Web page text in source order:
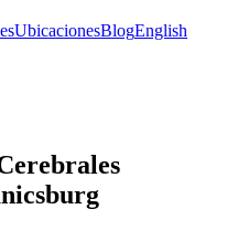
UbicacionesBlogEnglish